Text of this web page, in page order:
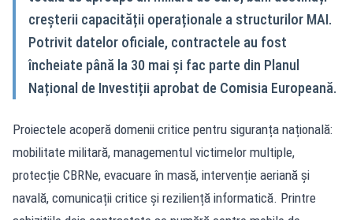
creșterii capacității operaționale a structurilor MAI.
Potrivit datelor oficiale, contractele au fost
încheiate până la 30 mai și fac parte din Planul
Național de Investiții aprobat de Comisia Europeană.
Proiectele acoperă domenii critice pentru siguranța națională:
mobilitate militară, managementul victimelor multiple,
protecție CBRNe, evacuare în masă, intervenție aeriană și
navală, comunicații critice și reziliență informatică. Printre